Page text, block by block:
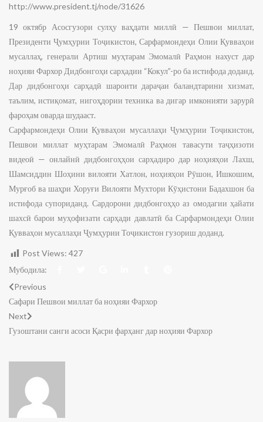
http://www.president.tj/node/31626
19 октябр Асосгузори сулҳу ваҳдати миллӣ — Пешвои миллат,
Президенти Ҷумҳурии Тоҷикистон, Сарфармондеҳи Олии Қувваҳои
мусаллаҳ, генерали Артиш муҳтарам Эмомалӣ Раҳмон нахуст дар
ноҳияи Фархор Дидбонгоҳи сарҳадии “Кокул”-ро ба истифода доданд.
Дар дидбонгоҳи сарҳадӣ шароити дараҷаи баландтарини хизмат,
таълим, истиқомат, нигоҳдории техника ва дигар имконияти зарурӣ
фароҳам оварда шудааст.
Сарфармондеҳи Олии Қувваҳои мусаллаҳи Ҷумҳурии Тоҷикистон,
Пешвои миллат муҳтарам Эмомалӣ Раҳмон тавасути таҷҳизоти
видеоӣ — онлайнӣ дидбонгоҳҳои сарҳадиро дар ноҳияҳои Лахш,
Шамсиддин Шоҳини вилояти Хатлон, ноҳияҳои Рӯшон, Ишкошим,
Мурғоб ва шаҳри Хоруғи Вилояти Мухтори Кӯҳистони Бадахшон ба
истифода супориданд. Сардорони дидбонгоҳҳо аз омодагии ҳайати
шахсӣ барои муҳофизати сарҳади давлатӣ ба Сарфармондеҳи Олии
Қувваҳои мусаллаҳи Ҷумҳурии Тоҷикистон гузориш доданд.
Post Views: 427
Мубодила:
Previous
Сафари Пешвои миллат ба ноҳияи Фархор
Next
Гузоштани санги асоси Қасри фарҳанг дар ноҳияи Фархор